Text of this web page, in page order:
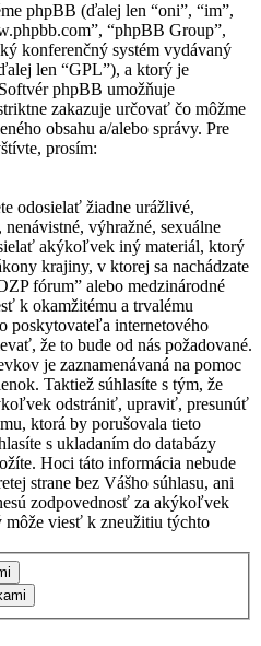
phpBB (ďalej len “oni”, “im”,
“phpBB Group”,
konferenčný systém vydávaný
len “GPL”), a ktorý je
phpBB umožňuje
zakazuje určovať čo môžme
obsahu a/alebo správy. Pre
prosím:
odosielať žiadne urážlivé,
výhražné, sexuálne
akýkoľvek iný materiál, ktorý
krajiny, v ktorej sa nachádzate
fórum” alebo medzinárodné
k okamžitému a trvalému
poskytovateľa internetového
že to bude od nás požadované.
je zaznamenávaná na pomoc
Taktiež súhlasíte s tým, že
odstrániť, upraviť, presunúť
ktorá by porušovala tieto
s ukladaním do databázy
Hoci táto informácia nebude
strane bez Vášho súhlasu, ani
zodpovednosť za akýkoľvek
viesť k zneužitiu týchto